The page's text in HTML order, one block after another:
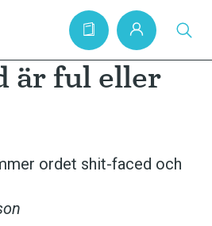
är ful eller
ordet shit-faced och